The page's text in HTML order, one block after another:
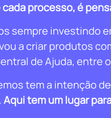
cada processo, é
sempre investindo
a criar produtos
de Ajuda, entre
tem a intenção
Aqui tem um lugar